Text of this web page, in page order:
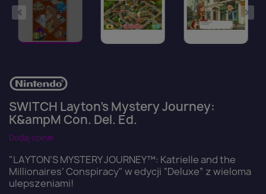
SWITCH Layton's Mystery Journey:
K&ampM Con. Del. Ed.
Dodaj opinie
"LAYTON’S MYSTERY JOURNEY™: Katrielle and the
Millionaires’ Conspiracy" w edycji “Deluxe” z wieloma
ulepszeniami!